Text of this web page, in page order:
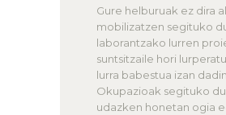
Gure helburuak ez dira
mobilizatzen segituko
laborantzako lurren
suntsitzaile hori
lurra babestua izan
Okupazioak segituko
udazken honetan ogia